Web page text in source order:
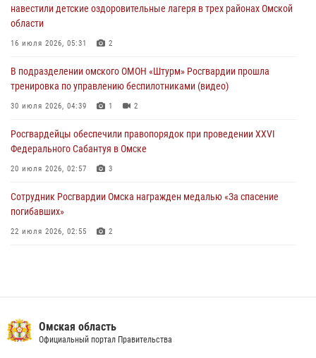
При содействии спецназа Росгвардии пресечены нарушения
миграционного законодательства в Омске (видео)
27 июля 2026, 07:54
Росгвардия обеспечила правопорядок на концерте группы IOWA в
Омске
27 июля 2026, 01:42
навестили детские оздоровительные лагеря в трех районах Омской
области
16 июля 2026, 05:31 2
В подразделении омского ОМОН «Штурм» Росгвардии прошла
тренировка по управлению беспилотниками (видео)
30 июля 2026, 04:39 1 2
Росгвардейцы обеcпечили правопорядок при проведении XXVI
Федерального Сабантуя в Омске
20 июля 2026, 02:57 3
Сотрудник Росгвардии Омска награжден медалью «За спасение
погибавших»
22 июля 2026, 02:55 2
Cотрудники ОМОН "Штурм" Росгвардии отработали навыки
пилотирования БПЛА в Омске
Омская область
Официальный портал Правительства